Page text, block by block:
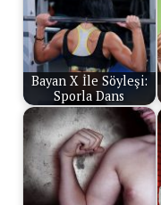
Bayan X İle Söyleşi:
Sporla Dans